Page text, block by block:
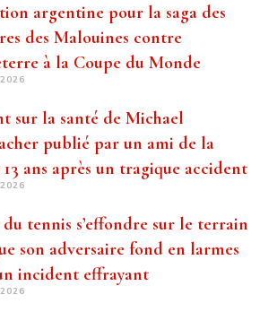
argentine pour la saga des
des Malouines contre
à la Coupe du Monde
sur la santé de Michael
publié par un ami de la
ans après un tragique accident
tennis s’effondre sur le terrain
son adversaire fond en larmes
incident effrayant